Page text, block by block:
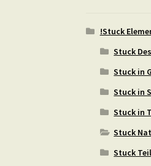
!Stuck
Stuck
Stuck in
Stuck in
Stuck in
Stuck
Stuck